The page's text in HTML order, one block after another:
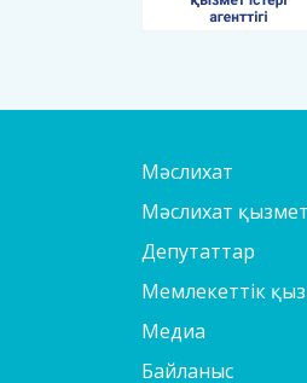
Мәслихат
Мәслихат
Депутаттар
Мемлекеттік
Медиа
Байланыс